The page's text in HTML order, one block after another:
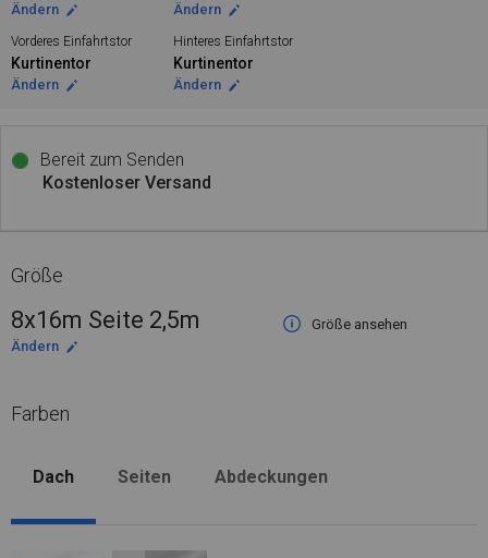
Ändern Ändern
Vorderes Einfahrtstor
Kurtinentor
Ändern
Hinteres Einfahrtstor
Kurtinentor
Ändern
Bereit zum Senden
Kostenloser Versand
Größe
8x16m Seite 2,5m
Größe ansehen
Ändern
Farben
Dach Seiten Abdeckungen